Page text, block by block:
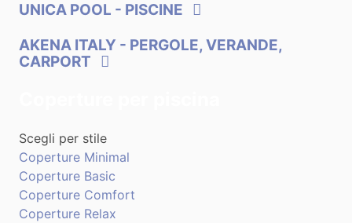
UNICA POOL - PISCINE
AKENA ITALY - PERGOLE, VERANDE,
CARPORT
Scegli per stile
Coperture Minimal
Coperture Basic
Coperture Comfort
Coperture Relax